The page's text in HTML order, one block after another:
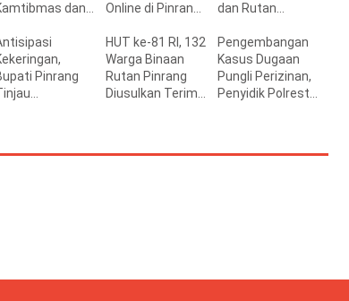
dan
Online di Pinrang
Owner
dan Rutan
Sinergi
Pembinaan
Pinrang
HUT ke-81 RI, 132
Warga Binaan
Rutan Pinrang
Diusulkan Terima
Pengembangan
Kasus Dugaan
Pungli Perizinan,
Penyidik Polresta